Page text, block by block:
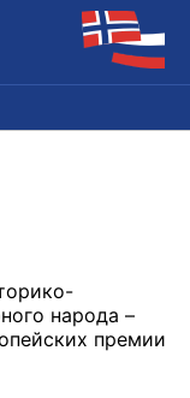
народа –
премии